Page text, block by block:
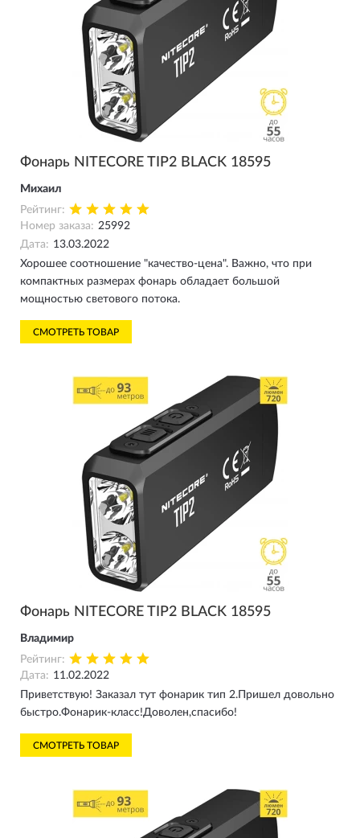
Фонарь NITECORE TIP2 BLACK 18595
Михаил
Рейтинг:
Номер заказа: 25992
Дата: 13.03.2022
Хорошее соотношение "качество-цена". Важно, что при
компактных размерах фонарь обладает большой
мощностью светового потока.
СМОТРЕТЬ ТОВАР
Фонарь NITECORE TIP2 BLACK 18595
Владимир
Рейтинг:
Дата: 11.02.2022
Приветствую! Заказал тут фонарик тип 2.Пришел довольно
быстро.Фонарик-класс!Доволен,спасибо!
СМОТРЕТЬ ТОВАР